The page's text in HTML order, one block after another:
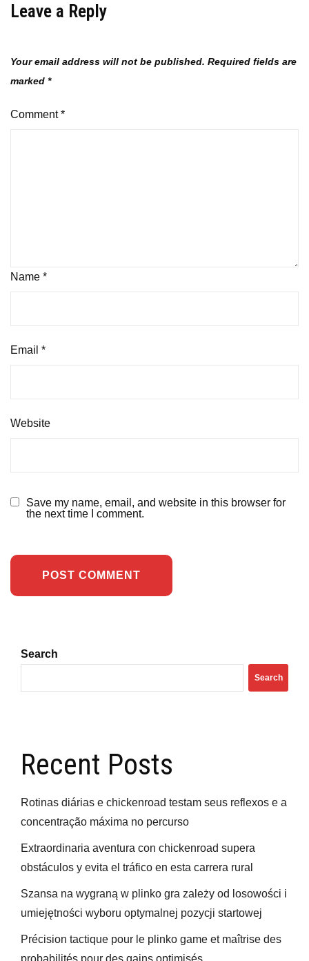
Leave a Reply
Your email address will not be published. Required fields are
marked *
Comment*
Name *
Email *
Website
Save my name, email, and website in this browser for
the next time I comment.
Search
Search
Recent Posts
Rotinas diárias e chickenroad testam seus reflexos e a
concentração máxima no percurso
Extraordinaria aventura con chickenroad supera
obstáculos y evita el tráfico en esta carrera rural
Szansa na wygraną w plinko gra zależy od losowości i
umiejętności wyboru optymalnej pozycji startowej
Précision tactique pour le plinko game et maîtrise des
probabilités pour des gains optimisés